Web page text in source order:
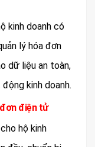
kinh doanh có
lý hóa đơn
dữ liệu an toàn,
kinh doanh.
điện tử
hộ kinh